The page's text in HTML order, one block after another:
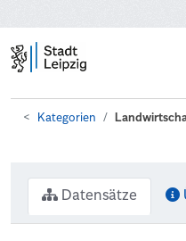
Kategorien
Datensätze